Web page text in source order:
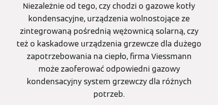
Niezależnie od tego, czy chodzi o gazowe kotły
kondensacyjne, urządzenia wolnostojące ze
zintegrowaną pośrednią wężownicą solarną, czy
też o kaskadowe urządzenia grzewcze dla dużego
zapotrzebowania na ciepło, firma Viessmann
może zaoferować odpowiedni gazowy
kondensacyjny system grzewczy dla różnych
potrzeb.